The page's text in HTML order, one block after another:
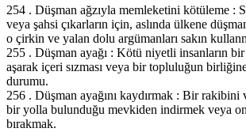
254 . Düşman ağzıyla memleketini kötüleme :
veya şahsi çıkarların için, aslında ülkene
o çirkin ve yalan dolu argümanları sakın
255 . Düşman ayağı : Kötü niyetli insanların
aşarak içeri sızması veya bir topluluğun
durumu.
256 . Düşman ayağını kaydırmak : Bir rakibini
bir yolla bulunduğu mevkiden indirmek veya
bırakmak.